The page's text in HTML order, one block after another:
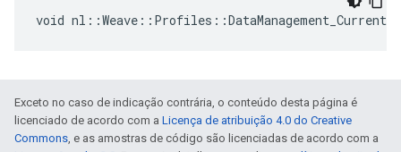
void
Exceto no caso de indicação contrária, o conteúdo desta página é
licenciado de acordo com a Licença de atribuição 4.0 do Creative
Commons, e as amostras de código são licenciadas de acordo com a